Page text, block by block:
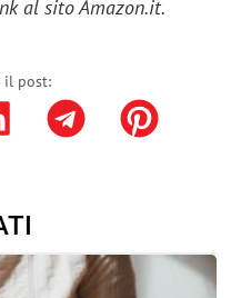
al sito Amazon.it.
il post: